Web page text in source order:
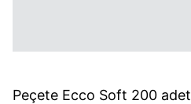
Peçete Ecco Soft 200 adet